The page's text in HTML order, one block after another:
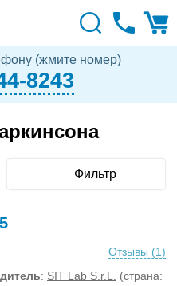
(жмите номер)
8243
Фильтр
Отзывы (1)
: SIT Lab S.r.L.
(страна: